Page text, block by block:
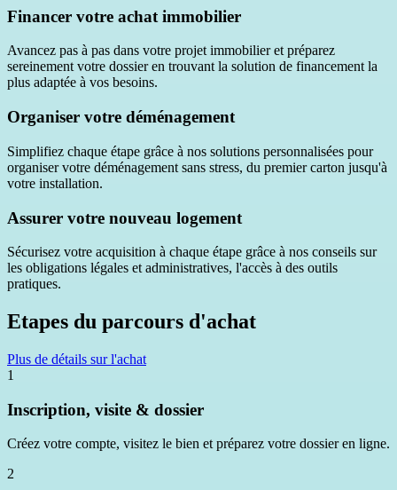
Financer votre achat immobilier
Avancez pas à pas dans votre projet immobilier et préparez
sereinement votre dossier en trouvant la solution de financement la
plus adaptée à vos besoins.
Organiser votre déménagement
Simplifiez chaque étape grâce à nos solutions personnalisées pour
organiser votre déménagement sans stress, du premier carton jusqu'à
votre installation.
Assurer votre nouveau logement
Sécurisez votre acquisition à chaque étape grâce à nos conseils sur
les obligations légales et administratives, l'accès à des outils
pratiques.
Etapes du parcours d'achat
Plus de détails sur l'achat
1
Inscription, visite & dossier
Créez votre compte, visitez le bien et préparez votre dossier en ligne.
2